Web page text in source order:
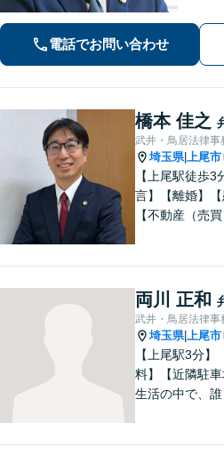
料請求
ど、累
3分】
電話でお問い合わせ
橋本 佳之
武井・鳥居法律事
埼玉県| 上尾市
【上尾駅徒歩3
言】【離婚】【
【不動産（売
両川 正和
武井・鳥居法律事
埼玉県| 上尾市
【上尾駅3分】
料】【近隣駐
生活の中で、